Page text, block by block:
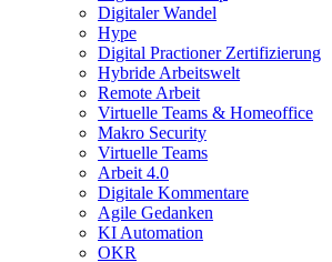
Digitaler Wandel
Hype
Digital Practioner Zertifizierung
Hybride Arbeitswelt
Remote Arbeit
Virtuelle Teams & Homeoffice
Makro Security
Virtuelle Teams
Arbeit 4.0
Digitale Kommentare
Agile Gedanken
KI Automation
OKR